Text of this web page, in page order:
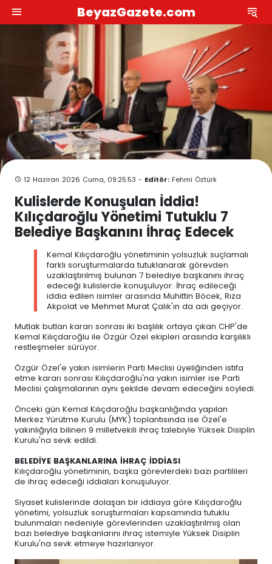
BeyazGazete.com
12 Haziran 2026 Cuma, 09:25:53 - Editör: Fehmi Öztürk
Kulislerde Konuşulan İddia!
Kılıçdaroğlu Yönetimi Tutuklu 7
Belediye Başkanını İhraç Edecek
Kemal Kılıçdaroğlu yönetiminin yolsuzluk suçlamalı
farklı soruşturmalarda tutuklanarak görevden
uzaklaştırılmış bulunan 7 belediye başkanını ihraç
edeceği kulislerde konuşuluyor. İhraç edileceği
iddia edilen isimler arasında Muhittin Böcek, Rıza
Akpolat ve Mehmet Murat Çalık'ın da adı geçiyor.
Mutlak butlan kararı sonrası iki başlılık ortaya çıkan CHP'de
Kemal Kılıçdaroğlu ile Özgür Özel ekipleri arasında karşılıklı
restleşmeler sürüyor.
Özgür Özel'e yakın isimlerin Parti Meclisi üyeliğinden istifa
etme kararı sonrası Kılıçdaroğlu'na yakın isimler ise Parti
Meclisi çalışmalarının aynı şekilde devam edeceğini söyledi.
Önceki gün Kemal Kılıçdaroğlu başkanlığında yapılan
Merkez Yürütme Kurulu (MYK) toplantısında ise Özel'e
yakınlığıyla bilinen 9 milletvekili ihraç talebiyle Yüksek Disiplin
Kurulu'na sevk edildi.
BELEDİYE BAŞKANLARINA İHRAÇ İDDİASI
Kılıçdaroğlu yönetiminin, başka görevlerdeki bazı partilileri
de ihraç edeceği iddiaları konuşuluyor.
Siyaset kulislerinde dolaşan bir iddiaya göre Kılıçdaroğlu
yönetimi, yolsuzluk soruşturmaları kapsamında tutuklu
bulunmaları nedeniyle görevlerinden uzaklaştırılmış olan
bazı belediye başkanlarını ihraç istemiyle Yüksek Disiplin
Kurulu'na sevk etmeye hazırlanıyor.